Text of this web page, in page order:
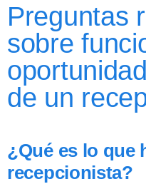
Preguntas
sobre
de un
¿Qué es lo que
recepcionista?